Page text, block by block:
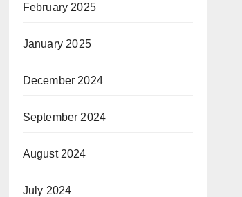
February 2025
January 2025
December 2024
September 2024
August 2024
July 2024